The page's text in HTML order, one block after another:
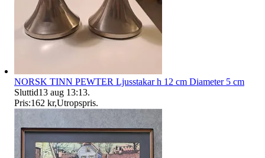
NORSK TINN PEWTER Ljusstakar h 12 cm Diameter 5 cm
Sluttid13 aug 13:13.
Pris:162 kr,Utropspris.